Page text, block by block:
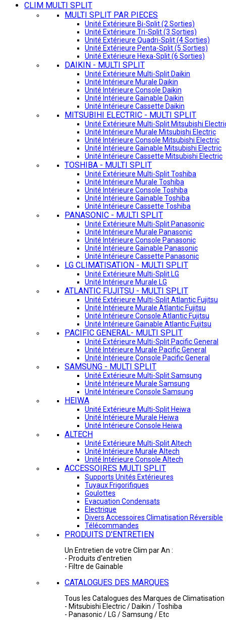
CLIM MULTI SPLIT
MULTI SPLIT PAR PIECES
Unité Extérieure Bi-Split (2 Sorties)
Unité Extérieure Tri-Split (3 Sorties)
Unité Extérieure Quadri-Split (4 Sorties)
Unité Extérieure Penta-Split (5 Sorties)
Unité Extérieure Hexa-Split (6 Sorties)
DAIKIN - MULTI SPLIT
Unité Extérieure Multi-Split Daikin
Unité Intérieure Murale Daikin
Unité Intérieure Console Daikin
Unité Intérieure Gainable Daikin
Unité Intérieure Cassette Daikin
MITSUBIHI ELECTRIC - MULTI SPLIT
Unité Extérieure Multi-Split Mitsubishi
Unité Intérieure Murale Mitsubishi Electric
Unité Intérieure Console Mitsubishi Electric
Unité Intérieure Gainable Mitsubishi Electric
Unité Intérieure Cassette Mitsubishi Electric
TOSHIBA - MULTI SPLIT
Unité Extérieure Multi-Split Toshiba
Unité Intérieure Murale Toshiba
Unité Intérieure Console Toshiba
Unité Intérieure Gainable Toshiba
Unité Intérieure Cassette Toshiba
PANASONIC - MULTI SPLIT
Unité Extérieure Multi-Split Panasonic
Unité Intérieure Murale Panasonic
Unité Intérieure Console Panasonic
Unité Intérieure Gainable Panasonic
Unité Intérieure Cassette Panasonic
LG CLIMATISATION - MULTI SPLIT
Unité Extérieure Multi-Split LG
Unité Intérieure Murale LG
ATLANTIC FUJITSU - MULTI SPLIT
Unité Extérieure Multi-Split Atlantic Fujitsu
Unité Intérieure Murale Atlantic Fujitsu
Unité Intérieure Console Atlantic Fujitsu
Unité Intérieure Gainable Atlantic Fujitsu
PACIFIC GENERAL- MULTI SPLIT
Unité Extérieure Multi-Split Pacific General
Unité Intérieure Murale Pacific General
Unité Intérieure Console Pacific General
SAMSUNG - MULTI SPLIT
Unité Extérieure Multi-Split Samsung
Unité Intérieure Murale Samsung
Unité Intérieure Console Samsung
HEIWA
Unité Extérieure Multi-Split Heiwa
Unité Intérieure Murale Heiwa
Unité Intérieure Console Heiwa
ALTECH
Unité Extérieure Multi-Split Altech
Unité Intérieure Murale Altech
Unité Intérieure Console Altech
ACCESSOIRES MULTI SPLIT
Supports Unités Extérieures
Tuyaux Frigorifiques
Goulottes
Evacuation Condensats
Electrique
Divers Accessoires Climatisation Réversible
Télécommandes
PRODUITS D'ENTRETIEN
Un Entretien de votre Clim par An :
- Produits d'entretien
- Filtre de Gainable
CATALOGUES DES MARQUES
Tous les Catalogues des Marques de Climatisation
- Mitsubishi Electric / Daikin / Toshiba
- Panasonic / LG / Samsung / Etc